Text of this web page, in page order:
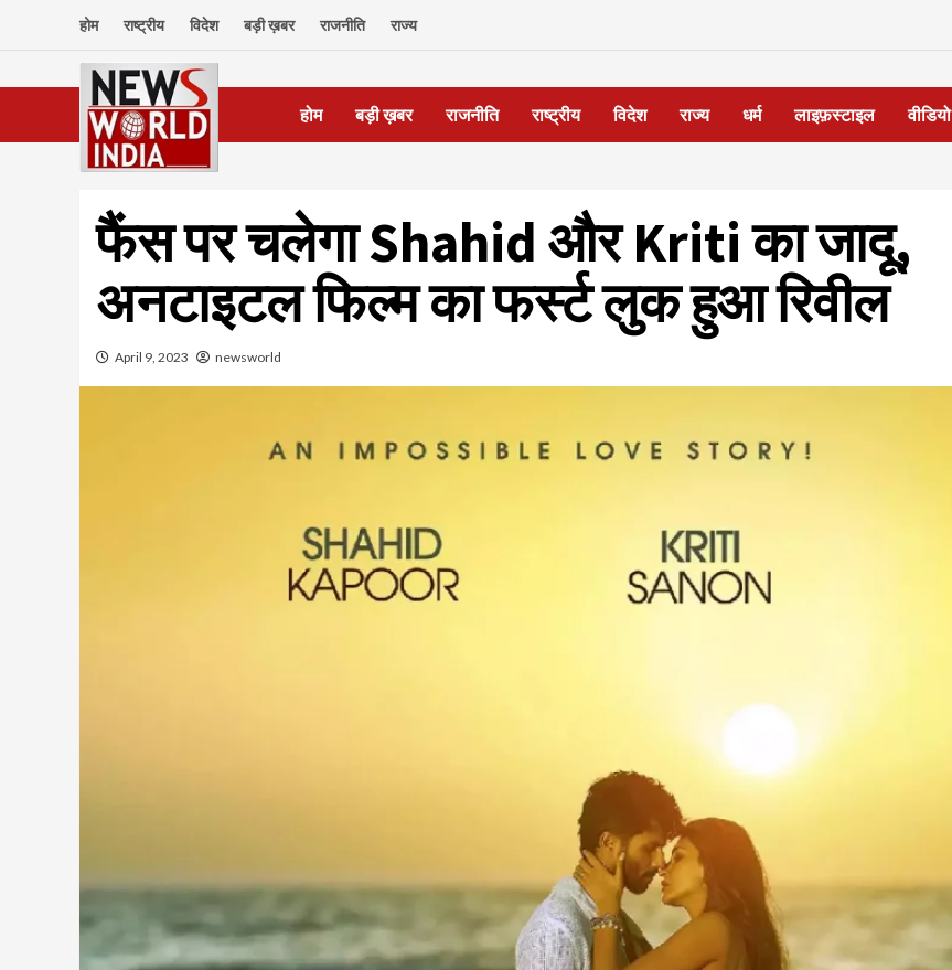
होम राष्ट्रीय विदेश बड़ी ख़बर राजनीति राज्य
होम बड़ी ख़बर राजनीति राष्ट्रीय विदेश राज्य धर्म लाइफ़स्टाइल वीडियो
फैंस पर चलेगा Shahid और Kriti का जादू,
अनटाइटल फिल्म का फर्स्ट लुक हुआ रिवील
April 9, 2023 newsworld